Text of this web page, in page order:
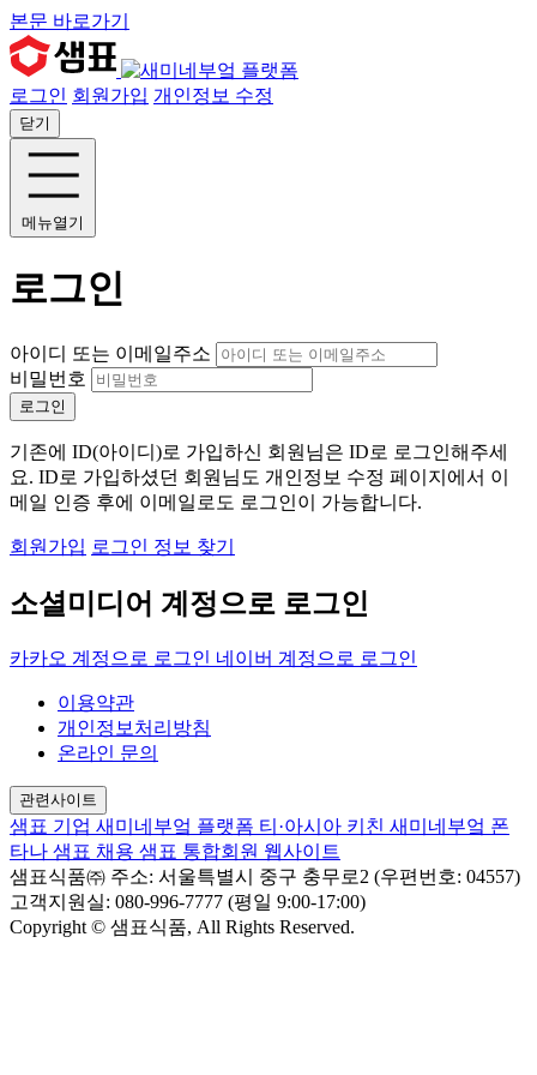
본문 바로가기
로그인 회원가입 개인정보 수정
닫기
메뉴열기
로그인
아이디 또는 이메일주소
비밀번호
로그인
기존에 ID(아이디)로 가입하신 회원님은 ID로 로그인해주세
요. ID로 가입하셨던 회원님도 개인정보 수정 페이지에서 이
메일 인증 후에 이메일로도 로그인이 가능합니다.
회원가입 로그인 정보 찾기
소셜미디어 계정으로 로그인
카카오 계정으로 로그인 네이버 계정으로 로그인
이용약관
개인정보처리방침
온라인 문의
관련사이트
샘표 기업 새미네부엌 플랫폼 티·아시아 키친 새미네부엌 폰
타나 샘표 채용 샘표 통합회원 웹사이트
샘표식품㈜ 주소: 서울특별시 중구 충무로2 (우편번호: 04557)
고객지원실: 080-996-7777 (평일 9:00-17:00)
Copyright © 샘표식품, All Rights Reserved.